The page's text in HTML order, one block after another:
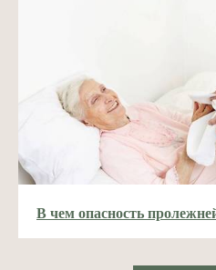
В чем опасность